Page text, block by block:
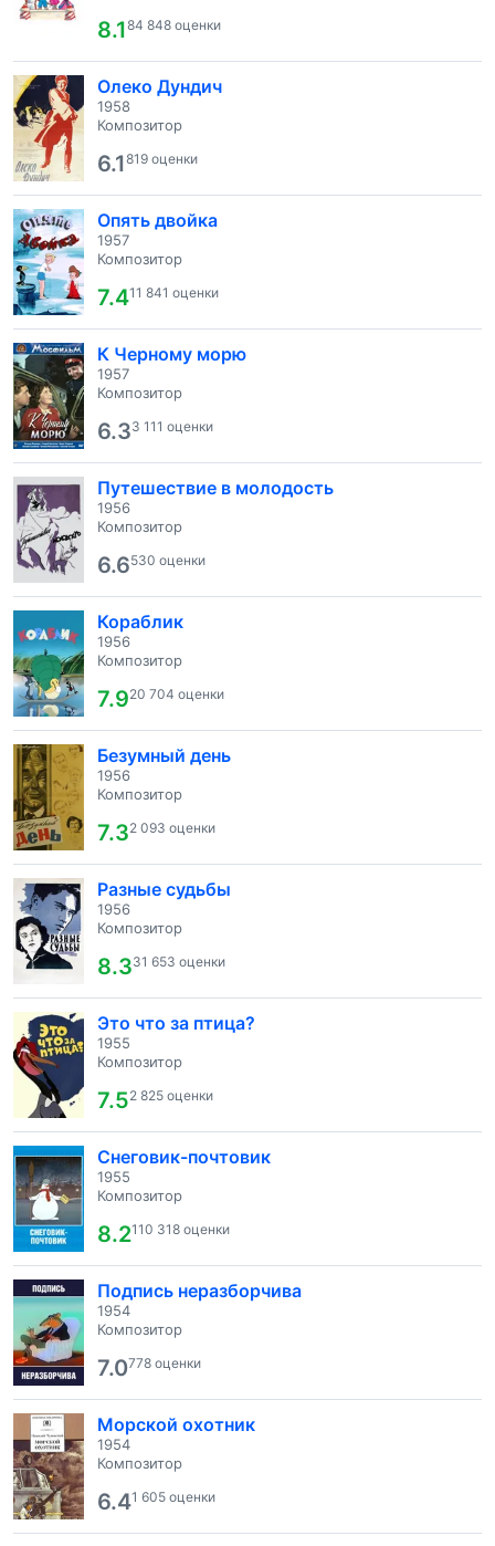
8.184 848 оценки
Олеко Дундич
1958
Композитор
6.1819 оценки
Опять двойка
1957
Композитор
7.411 841 оценки
К Черному морю
1957
Композитор
6.33 111 оценки
Путешествие в молодость
1956
Композитор
6.6530 оценки
Кораблик
1956
Композитор
7.920 704 оценки
Безумный день
1956
Композитор
7.32 093 оценки
Разные судьбы
1956
Композитор
8.331 653 оценки
Это что за птица?
1955
Композитор
7.52 825 оценки
Снеговик-почтовик
1955
Композитор
8.2110 318 оценки
Подпись неразборчива
1954
Композитор
7.0778 оценки
Морской охотник
1954
Композитор
6.41 605 оценки